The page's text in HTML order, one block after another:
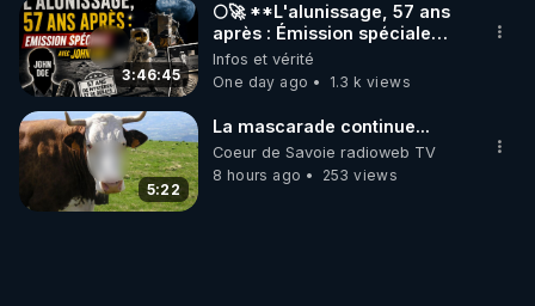
3:46:45
🌕🚀 **L'alunissage, 57 ans
après : Émission spéciale
avec John Doe !** 👨 🚀✨
Infos et vérité
One day ago
1.3 k views
5:22
La mascarade continue...
Coeur de Savoie radioweb TV
8 hours ago
253 views